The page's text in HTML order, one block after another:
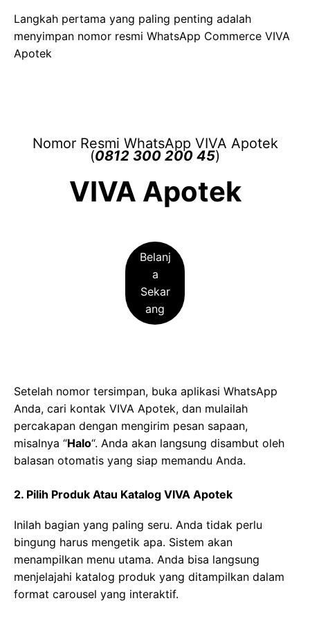
Langkah pertama yang paling penting adalah
menyimpan nomor resmi WhatsApp Commerce VIVA
Apotek
Nomor Resmi WhatsApp VIVA Apotek
(0812 300 200 45)
VIVA Apotek
Belanj
a
Sekar
ang
Setelah nomor tersimpan, buka aplikasi WhatsApp
Anda, cari kontak VIVA Apotek, dan mulailah
percakapan dengan mengirim pesan sapaan,
misalnya “Halo“. Anda akan langsung disambut oleh
balasan otomatis yang siap memandu Anda.
2. Pilih Produk Atau Katalog VIVA Apotek
Inilah bagian yang paling seru. Anda tidak perlu
bingung harus mengetik apa. Sistem akan
menampilkan menu utama. Anda bisa langsung
menjelajahi katalog produk yang ditampilkan dalam
format carousel yang interaktif.